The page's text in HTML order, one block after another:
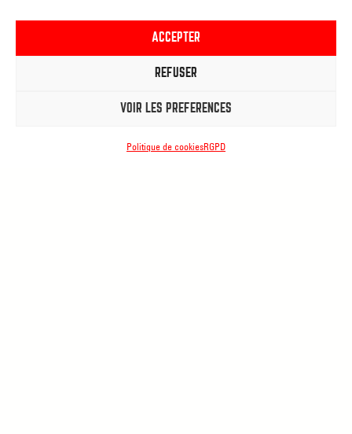
ACCEPTER
REFUSER
VOIR LES PRÉFÉRENCES
Politique de cookiesRGPD
Conditions générales de vente
Code de respect des usagers
Déclaration d’accessibilité